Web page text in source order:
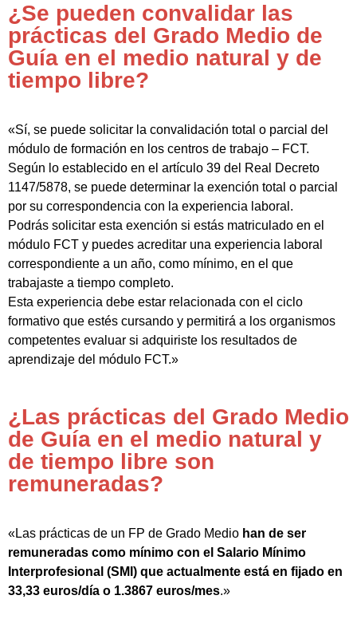
¿Se pueden convalidar las
prácticas del Grado Medio de
Guía en el medio natural y de
tiempo libre?
«Sí, se puede solicitar la convalidación total o parcial del
módulo de formación en los centros de trabajo – FCT.
Según lo establecido en el artículo 39 del Real Decreto
1147/5878, se puede determinar la exención total o parcial
por su correspondencia con la experiencia laboral.
Podrás solicitar esta exención si estás matriculado en el
módulo FCT y puedes acreditar una experiencia laboral
correspondiente a un año, como mínimo, en el que
trabajaste a tiempo completo.
Esta experiencia debe estar relacionada con el ciclo
formativo que estés cursando y permitirá a los organismos
competentes evaluar si adquiriste los resultados de
aprendizaje del módulo FCT.»
¿Las prácticas del Grado Medio
de Guía en el medio natural y
de tiempo libre son
remuneradas?
«Las prácticas de un FP de Grado Medio han de ser
remuneradas como mínimo con el Salario Mínimo
Interprofesional (SMI) que actualmente está en fijado en
33,33 euros/día o 1.3867 euros/mes.»